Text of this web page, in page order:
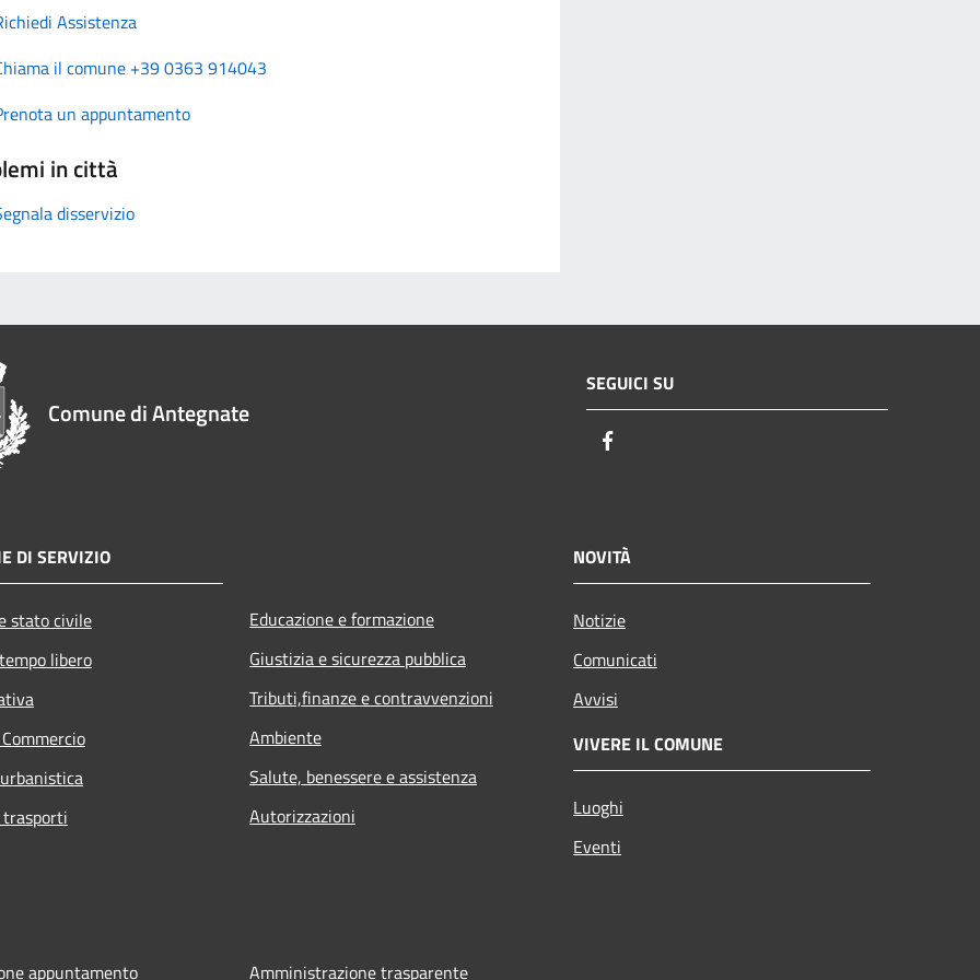
Assistenza
il comune +39 0363 914043
un appuntamento
in città
disservizio
Comune di Antegnate
SEGUICI SU
DI SERVIZIO
stato civile
libero
Educazione e formazione
Giustizia e sicurezza pubblica
Tributi,finanze e contravvenzioni
Ambiente
Salute, benessere e assistenza
Autorizzazioni
NOVITÀ
Notizie
Comunicati
Avvisi
VIVERE IL COMUNE
Luoghi
Eventi
appuntamento Amministrazione trasparente